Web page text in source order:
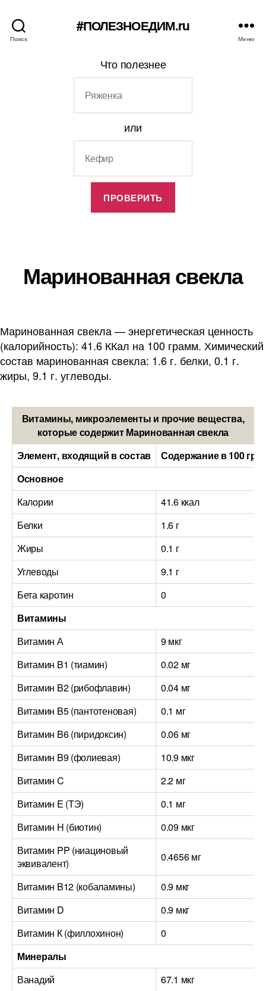
Поиск
#ПОЛЕЗНОЕДИМ.ru
Меню
Что полезнее
или
Маринованная свекла
Маринованная свекла — энергетическая ценность
(калорийность): 41.6 ККал на 100 грамм. Химический
состав маринованная свекла: 1.6 г. белки, 0.1 г.
жиры, 9.1 г. углеводы.
Витамины, микроэлементы и прочие вещества,
которые содержит Маринованная свекла
Элемент, входящий в состав
Содержание в 100
Основное
Калории
41.6 ккал
Белки
1.6 г
Жиры
0.1 г
Углеводы
9.1 г
Бета каротин
0
Витамины
Витамин А
9 мкг
Витамин B1 (тиамин)
0.02 мг
Витамин B2 (рибофлавин)
0.04 мг
Витамин B5 (пантотеновая)
0.1 мг
Витамин B6 (пиридоксин)
0.06 мг
Витамин B9 (фолиевая)
10.9 мкг
Витамин C
2.2 мг
Витамин E (ТЭ)
0.1 мг
Витамин H (биотин)
0.09 мкг
Витамин PP (ниациновый
эквивалент)
0.4656 мг
Витамин B12 (кобаламины)
0.9 мкг
Витамин D
0.9 мкг
Витамин К (филлохинон)
0
Минералы
Ванадий
67.1 мкг